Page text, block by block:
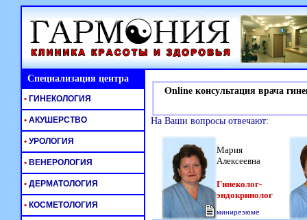
Специализация центра
Online консультация врача
На Ваши вопросы отвечают:
Мария
Алексеевна
Гинеколог-
эндокринолог
минирезюме
• ГИНЕКОЛОГИЯ
• АКУШЕРСТВО
• УРОЛОГИЯ
• ВЕНЕРОЛОГИЯ
• ДЕРМАТОЛОГИЯ
• КОСМЕТОЛОГИЯ